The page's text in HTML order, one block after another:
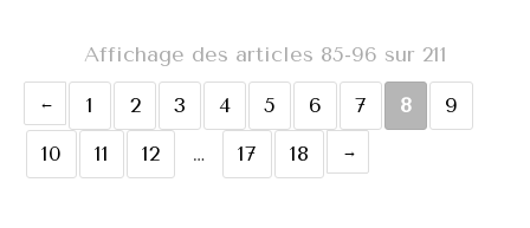
Affichage des articles 85-96 sur 211
1
2 3 4 5 6 7 8
9
10
11 12 … 17 18